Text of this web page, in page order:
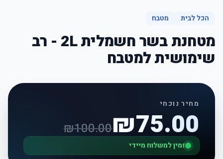
הכל לבית מטבח
מטחנת בשר חשמלית 2L - רב
שימושית למטבח
מחיר נוכחי
₪75.00
₪100.00
זמין למשלוח מיידי